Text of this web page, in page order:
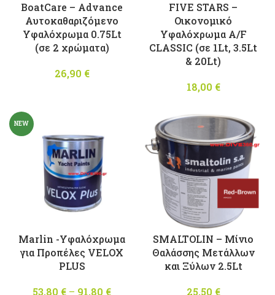
BoatCare – Advance
Αυτοκαθαριζόμενο
Υφαλόχρωμα 0.75Lt
(σε 2 χρώματα)
26,90 €
FIVE STARS –
Οικονομικό
Υφαλόχρωμα A/F
CLASSIC (σε 1Lt, 3.5Lt
& 20Lt)
18,00 €
NEW
Marlin -Υφαλόχρωμα
για Προπέλες VELOX
PLUS
53,80 € – 91,80 €
SMALTOLIN – Μίνιο
Θαλάσσης Μετάλλων
και Ξύλων 2.5Lt
25,50 €